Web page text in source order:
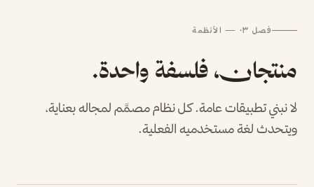
فصل ٠٣ — الأنظمة
منتجان، فلسفة واحدة.
لا نبني تطبيقات عامة. كل نظام مصمَّم لمجاله بعناية،
ويتحدث لغة مستخدميه الفعلية.